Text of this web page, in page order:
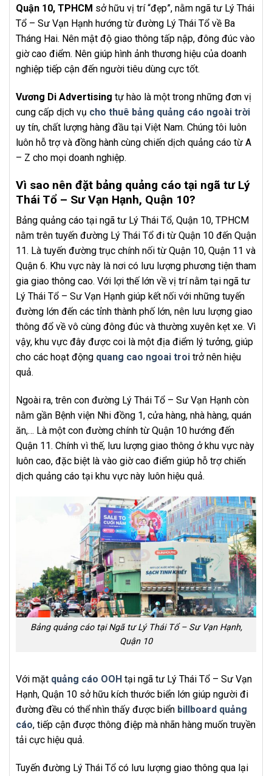
Quận 10, TPHCM sở hữu vị trí “đẹp”, nằm ngã tư Lý Thái
Tổ – Sư Vạn Hạnh hướng từ đường Lý Thái Tổ về Ba
Tháng Hai. Nên mật độ giao thông tấp nập, đông đúc vào
giờ cao điểm. Nên giúp hình ảnh thương hiệu của doanh
nghiệp tiếp cận đến người tiêu dùng cực tốt.
Vương Di Advertising tự hào là một trong những đơn vị
cung cấp dịch vụ cho thuê bảng quảng cáo ngoài trời
uy tín, chất lượng hàng đầu tại Việt Nam. Chúng tôi luôn
luôn hỗ trợ và đồng hành cùng chiến dịch quảng cáo từ A
– Z cho mọi doanh nghiệp.
Vì sao nên đặt bảng quảng cáo tại ngã tư Lý
Thái Tổ – Sư Vạn Hạnh, Quận 10?
Bảng quảng cáo tại ngã tư Lý Thái Tổ, Quận 10, TPHCM
nằm trên tuyến đường Lý Thái Tổ đi từ Quận 10 đến Quận
11. Là tuyến đường trục chính nối từ Quận 10, Quận 11 và
Quận 6. Khu vực này là nơi có lưu lượng phương tiện tham
gia giao thông cao. Với lợi thế lớn về vị trí nằm tại ngã tư
Lý Thái Tổ – Sư Vạn Hạnh giúp kết nối với những tuyến
đường lớn đến các tỉnh thành phố lớn, nên lưu lượng giao
thông đổ về vô cùng đông đúc và thường xuyên kẹt xe. Vì
vậy, khu vực đây được coi là một địa điểm lý tưởng, giúp
cho các hoạt động quang cao ngoai troi trở nên hiệu
quả.
Ngoài ra, trên con đường Lý Thái Tổ – Sư Vạn Hạnh còn
nằm gần Bệnh viện Nhi đồng 1, cửa hàng, nhà hàng, quán
ăn,… Là một con đường chính từ Quận 10 hướng đến
Quận 11. Chính vì thế, lưu lượng giao thông ở khu vực này
luôn cao, đặc biệt là vào giờ cao điểm giúp hỗ trợ chiến
dịch quảng cáo tại khu vực này luôn hiệu quả.
Bảng quảng cáo tại Ngã tư Lý Thái Tổ – Sư Vạn Hạnh,
Quận 10
Với mặt quảng cáo OOH tại ngã tư Lý Thái Tổ – Sư Vạn
Hạnh, Quận 10 sở hữu kích thước biển lớn giúp người đi
đường đều có thể nhìn thấy được biển billboard quảng
cáo, tiếp cận được thông điệp mà nhãn hàng muốn truyền
tải cực hiệu quả.
Tuyến đường Lý Thái Tổ có lưu lượng giao thông qua lại